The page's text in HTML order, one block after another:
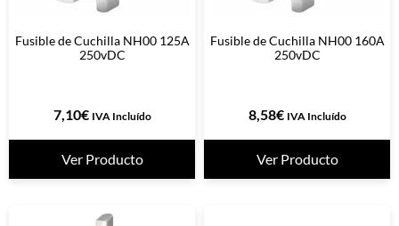
Fusible de Cuchilla NH00 125A
250vDC
7,10€ IVA Incluído
Ver Producto
Fusible de Cuchilla NH00 160A
250vDC
8,58€ IVA Incluído
Ver Producto